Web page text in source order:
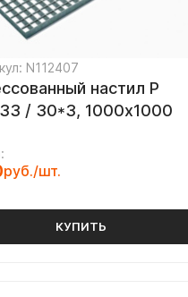
N112407
настил Р
/ 30*3, 1000х1000
руб./шт.
КУПИТЬ